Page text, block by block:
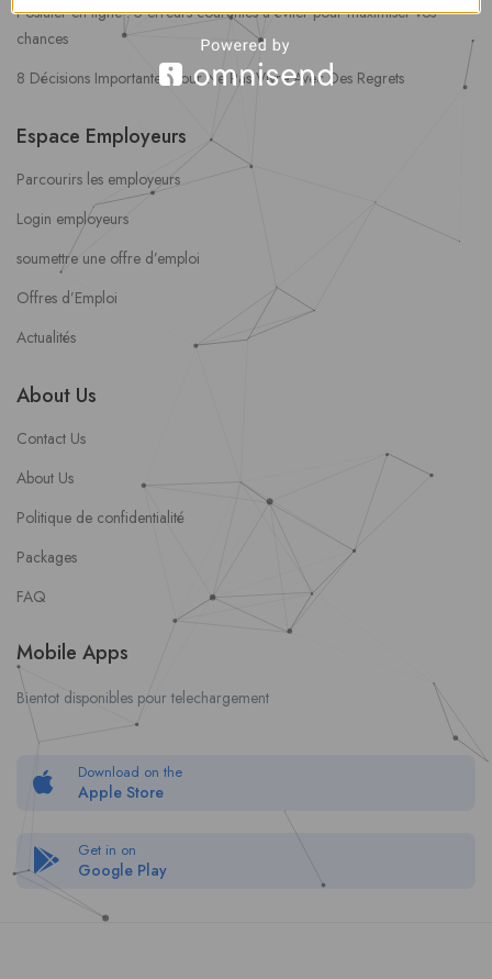
Postuler en ligne : 5 erreurs courantes à éviter pour maximiser vos
chances
8 Décisions Importantes Pour Ne Pas Vivre Avec Des Regrets
Espace Employeurs
Parcourirs les employeurs
Login employeurs
soumettre une offre d’emploi
Offres d’Emploi
Actualités
About Us
Contact Us
About Us
Politique de confidentialité
Packages
FAQ
Mobile Apps
Bientot disponibles pour telechargement
Download on the
Apple Store
Get in on
Google Play